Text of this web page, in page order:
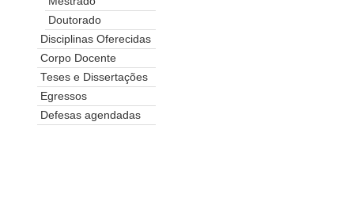
Doutorado
Disciplinas Oferecidas
Corpo Docente
Teses e Dissertações
Egressos
Defesas agendadas